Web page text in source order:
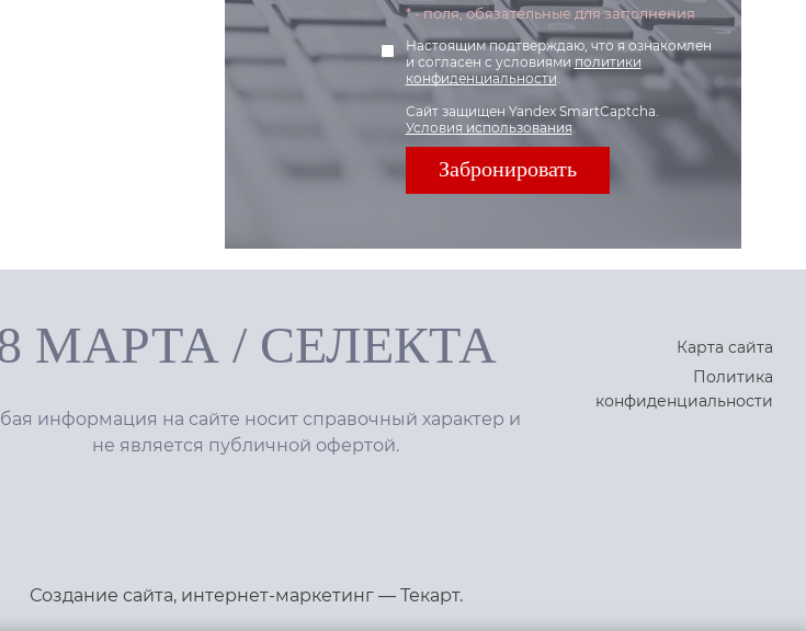
* - поля, обязательные для заполнения
Настоящим подтверждаю, что я ознакомлен
и согласен с условиями политики
конфиденциальности.
Сайт защищен Yandex SmartCaptcha.
Условия использования.
МАРТА/ СЕЛЕКТА
информация на сайте носит справочный характер и
не является публичной офертой.
Карта сайта
Политика
конфиденциальности
Создание сайта, интернет-маркетинг— Текарт.